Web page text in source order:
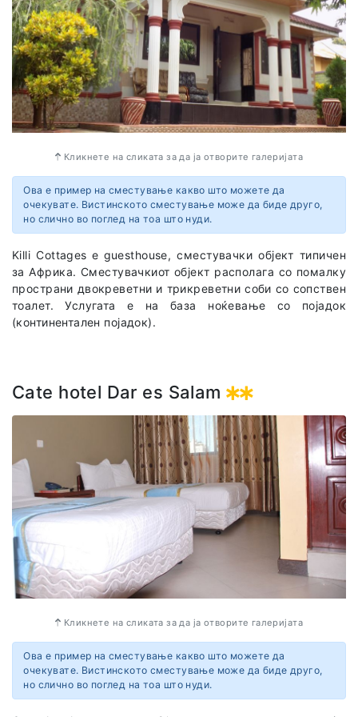
завршува.
Во цената е вклучено: превоз до местото на поаѓање на
излетот и назад, возење со чамец, опрема за снорклинг
(маска со цевка и пераи), дегустација на овошје, ручек
и безалкохолни пијалоци (вода и газирани сокови) и
услуги од локален водич и нашиот претставник од
агенцијата.
Кликнете на сликата за да ја отворите галеријата
Ова е пример на сместување какво што можете да
очекувате. Вистинското сместување може да биде друго,
но слично во поглед на тоа што нуди.
Killi Cottages е guesthouse, сместувачки објект типичен
за Африка. Сместувачкиот објект располага со помалку
пространи двокреветни и трикреветни соби со сопствен
тоалет. Услугата е на база ноќевање со појадок
(континентален појадок).
Cate hotel Dar es Salam
Кликнете на сликата за да ја отворите галеријата
Ова е пример на сместување какво што можете да
очекувате. Вистинското сместување може да биде друго,
но слично во поглед на тоа што нуди.